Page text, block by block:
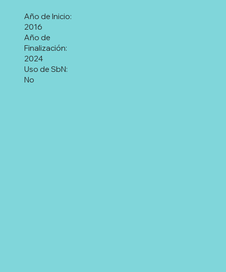
2016
Año de Inicio:
2024
Año de
Finalización:
No
Uso de SbN: